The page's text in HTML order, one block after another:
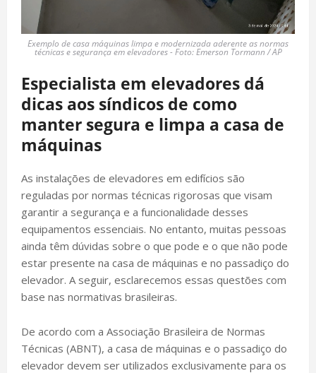
Exemplo de casa máquinas limpa e modernizada aderente as normas
técnicas e segurança em elevadores - Foto: Emerson Tormann / AP
Especialista em elevadores dá
dicas aos síndicos de como
manter segura e limpa a casa de
máquinas
As instalações de elevadores em edifícios são
reguladas por normas técnicas rigorosas que visam
garantir a segurança e a funcionalidade desses
equipamentos essenciais. No entanto, muitas pessoas
ainda têm dúvidas sobre o que pode e o que não pode
estar presente na casa de máquinas e no passadiço do
elevador. A seguir, esclarecemos essas questões com
base nas normativas brasileiras.
De acordo com a Associação Brasileira de Normas
Técnicas (ABNT), a casa de máquinas e o passadiço do
elevador devem ser utilizados exclusivamente para os